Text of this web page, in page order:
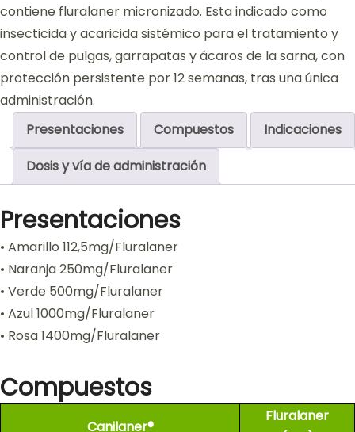
contiene fluralaner micronizado. Esta indicado como
insecticida y acaricida sistémico para el tratamiento y
control de pulgas, garrapatas y ácaros de la sarna, con
protección persistente por 12 semanas, tras una única
administración.
Presentaciones
Compuestos
Indicaciones
Dosis y vía de administración
Presentaciones
• Amarillo 112,5mg/Fluralaner
• Naranja 250mg/Fluralaner
• Verde 500mg/Fluralaner
• Azul 1000mg/Fluralaner
• Rosa 1400mg/Fluralaner
Compuestos
Canilaner®
Fluralaner